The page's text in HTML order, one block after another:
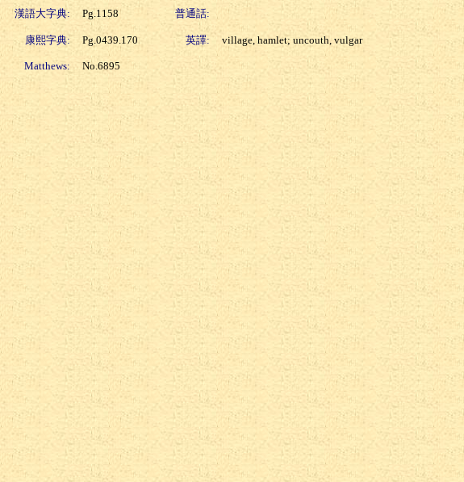
漢語大字典:
Pg.1158 普通話:
康熙字典: Pg.0439.170 英譯: village, hamlet; uncouth, vulgar
Matthews: No.6895